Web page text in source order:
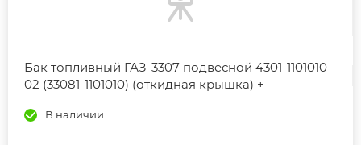
Бак топливный ГАЗ-3307 подвесной 4301-1101010-
02 (33081-1101010) (откидная крышка) +
В наличии